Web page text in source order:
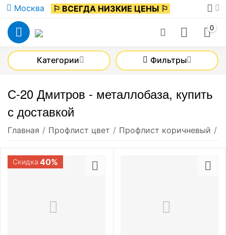
Москва ⚐ ВСЕГДА НИЗКИЕ ЦЕНЫ ⚐
0
Категории Фильтры
С-20 Дмитров - металлобаза, купить
с доставкой
Главная / Профлист цвет / Профлист коричневый /
Скидка 40%